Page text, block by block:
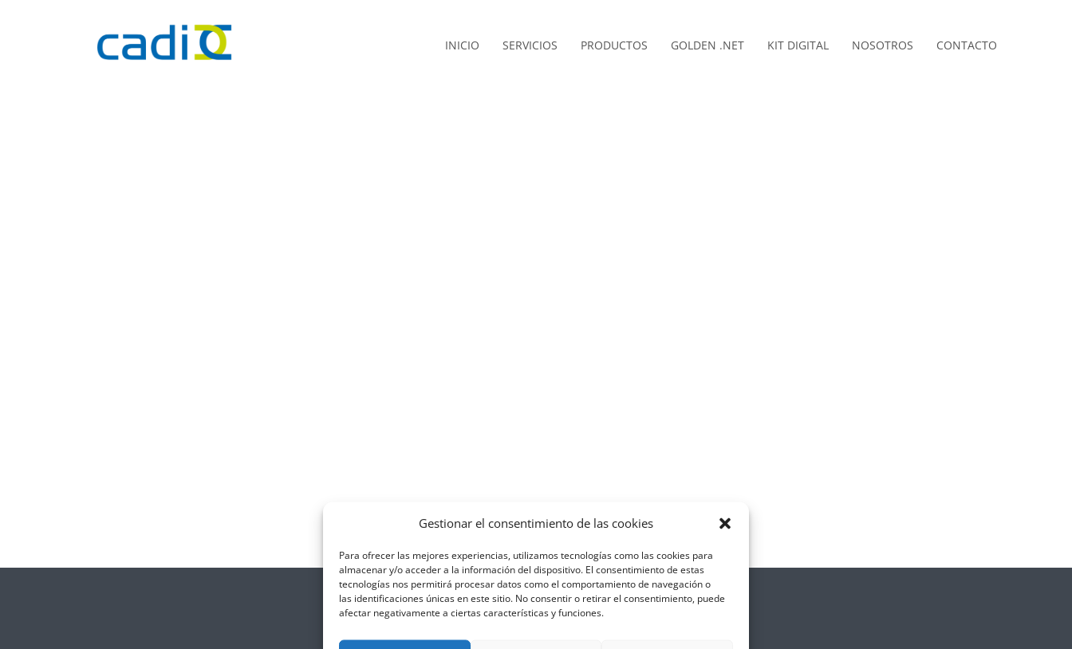
Gestionar el consentimiento de las cookies
Para ofrecer las mejores experiencias, utilizamos tecnologías como las cookies para
almacenar y/o acceder a la información del dispositivo. El consentimiento de estas
tecnologías nos permitirá procesar datos como el comportamiento de navegación o
las identificaciones únicas en este sitio. No consentir o retirar el consentimiento, puede
afectar negativamente a ciertas características y funciones.
INICIO SERVICIOS PRODUCTOS GOLDEN .NET KIT DIGITAL NOSOTROS CONTACTO